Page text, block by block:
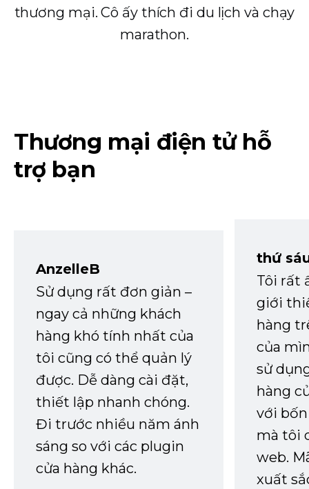
thương mại. Cô ấy thích đi du lịch và chạy
marathon.
Thương mại điện tử hỗ
trợ bạn
AnzelleB
Sử dụng rất đơn giản –
ngay cả những khách
hàng khó tính nhất của
tôi cũng có thể quản lý
được. Dễ dàng cài đặt,
thiết lập nhanh chóng.
Đi trước nhiều năm ánh
sáng so với các plugin
cửa hàng khác.
thứ
Tôi rất
giới
hàng
của
sử
hàng
với
mà tôi
web.
xuất